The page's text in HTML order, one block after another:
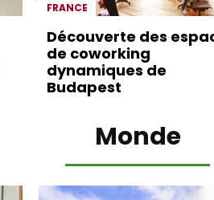
FRANCE
Découverte des
de coworking
dynamiques de
Budapest
Monde